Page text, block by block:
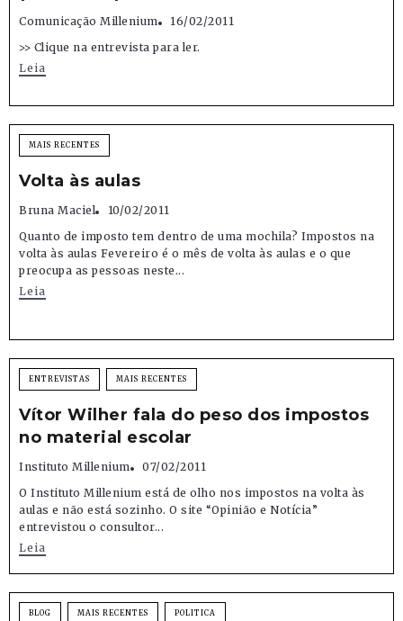
Comunicação Millenium
16/02/2011
>> Clique na entrevista para ler.
Leia
MAIS RECENTES
Volta às aulas
Bruna Maciel
10/02/2011
Quanto de imposto tem dentro de uma mochila? Impostos na
volta às aulas Fevereiro é o mês de volta às aulas e o que
preocupa as pessoas neste...
Leia
ENTREVISTAS MAIS RECENTES
Vítor Wilher fala do peso dos impostos
no material escolar
Instituto Millenium
07/02/2011
O Instituto Millenium está de olho nos impostos na volta às
aulas e não está sozinho. O site “Opinião e Notícia”
entrevistou o consultor...
Leia
BLOG MAIS RECENTES POLITICA